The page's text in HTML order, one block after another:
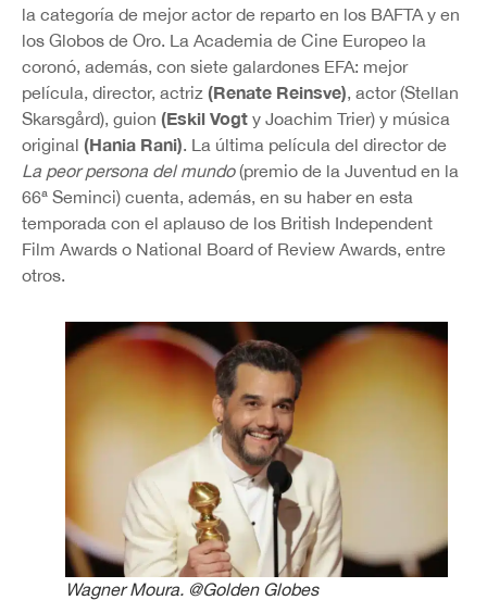
la categoría de mejor actor de reparto en los BAFTA y en
los Globos de Oro. La Academia de Cine Europeo la
coronó, además, con siete galardones EFA: mejor
película, director, actriz (Renate Reinsve), actor (Stellan
Skarsgård), guion (Eskil Vogt y Joachim Trier) y música
original (Hania Rani). La última película del director de
La peor persona del mundo(premio de la Juventud en la
66ª Seminci) cuenta, además, en su haber en esta
temporada con el aplauso de los British Independent
Film Awards o National Board of Review Awards, entre
otros.
Wagner Moura. @Golden Globes